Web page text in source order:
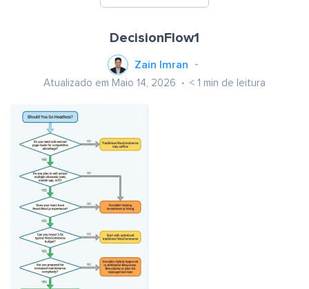
DecisionFlow1
Zain Imran
Atualizado em Maio 14, 2026 < 1 min de leitura